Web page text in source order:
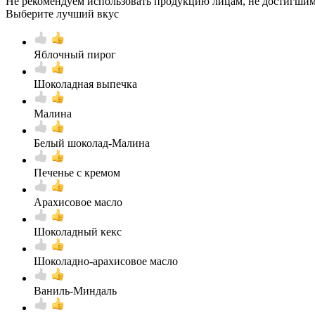
Выберите лучший вкус
Яблочный пирог
Шоколадная выпечка
Малина
Белый шоколад-Малина
Печенье с кремом
Арахисовое масло
Шоколадный кекс
Шоколадно-арахисовое масло
Ваниль-Миндаль